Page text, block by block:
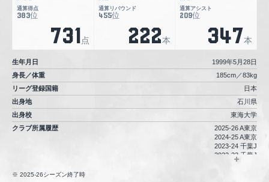
生年月日
1999年5月28日
身長／体重
185cm／83kg
リーグ登録国籍
日本
出身地
石川県
出身校
東海大学
クラブ所属履歴
2025-26 A東京
2024-25 A東京
2023-24 千葉J
2022-23 千葉J
2021-22 千葉J
2025-26シーズン終了時
通算得点
383位
731 点
通算リバウンド
455位
222本
通算アシスト
209位
347本